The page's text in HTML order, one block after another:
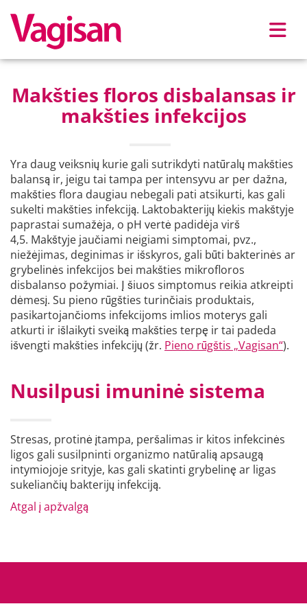
Makšties floros disbalansas ir
makšties infekcijos
Yra daug veiksnių kurie gali sutrikdyti natūralų makšties
balansą ir, jeigu tai tampa per intensyvu ar per dažna,
makšties flora daugiau nebegali pati atsikurti, kas gali
sukelti makšties infekciją. Laktobakterijų kiekis makštyje
paprastai sumažėja, o pH vertė padidėja virš
4,5. Makštyje jaučiami neigiami simptomai, pvz.,
niežėjimas, deginimas ir išskyros, gali būti bakterinės ar
grybelinės infekcijos bei makšties mikrofloros
disbalanso požymiai. Į šiuos simptomus reikia atkreipti
dėmesį. Su pieno rūgšties turinčiais produktais,
pasikartojančioms infekcijoms imlios moterys gali
atkurti ir išlaikyti sveiką makšties terpę ir tai padeda
išvengti makšties infekcijų (žr. Pieno rūgštis „Vagisan“).
Nusilpusi imuninė sistema
Stresas, protinė įtampa, peršalimas ir kitos infekcinės
ligos gali susilpninti organizmo natūralią apsaugą
intymiojoje srityje, kas gali skatinti grybelinę ar ligas
sukeliančių bakterijų infekciją.
Atgal į apžvalgą